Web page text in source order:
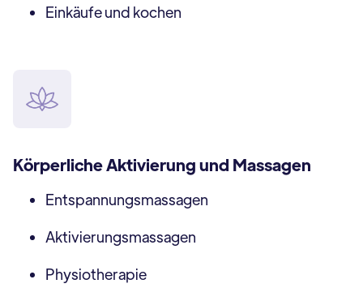
Einkäufe und kochen
Körperliche Aktivierung und Massagen
Entspannungsmassagen
Aktivierungsmassagen
Physiotherapie